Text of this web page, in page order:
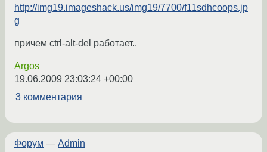
http://img19.imageshack.us/img19/7700/f11sdhcoops.jp
g
причем ctrl-alt-del работает..
Argos
19.06.2009 23:03:24 +00:00
3 комментария
Форум — Admin